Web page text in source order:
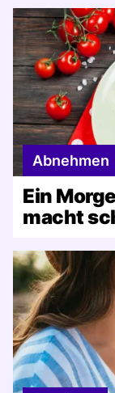
Abnehmen
Ein
macht